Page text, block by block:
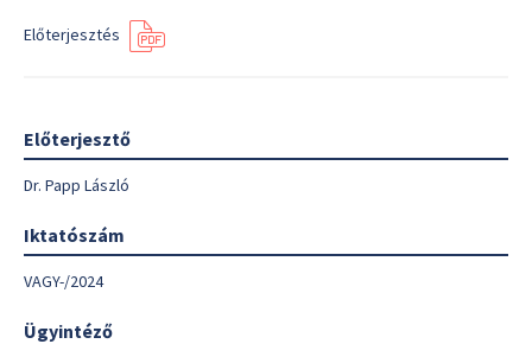
Előterjesztés
Előterjesztő
Dr. Papp László
Iktatószám
VAGY-/2024
Ügyintéző